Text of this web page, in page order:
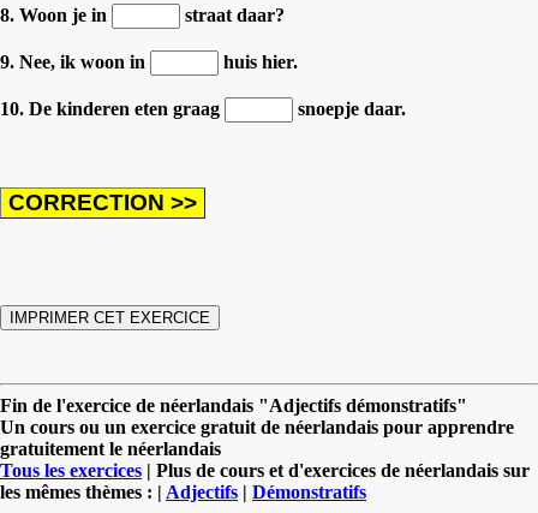
8. Woon je in straat daar?
9. Nee, ik woon in huis hier.
10. De kinderen eten graag snoepje daar.
Fin de l'exercice de néerlandais "Adjectifs démonstratifs"
Un cours ou un exercice gratuit de néerlandais pour apprendre
gratuitement le néerlandais
Tous les exercices | Plus de cours et d'exercices de néerlandais sur
les mêmes thèmes : | Adjectifs | Démonstratifs